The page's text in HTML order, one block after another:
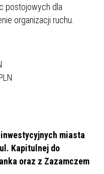
postojowych dla
organizacji ruchu.
miasta
Kapitulnej do
oraz z Zazamczem